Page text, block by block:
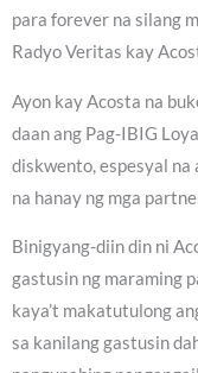
para forever na silang
Radyo Veritas kay
Ayon kay Acosta na
daan ang Pag-IBIG
diskwento, espesyal
na hanay ng mga
Binigyang-diin din ni
gastusin ng maraming
kaya’t makatutulong
sa kanilang gastusin